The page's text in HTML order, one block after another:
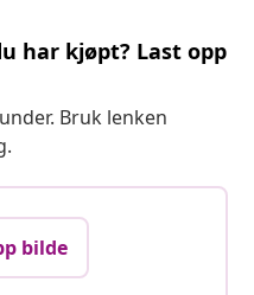
har kjøpt? Last opp
Bruk lenken
bilde